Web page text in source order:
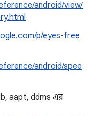
android/view/
p/eyes-free
android/spee
aapt, ddms এর